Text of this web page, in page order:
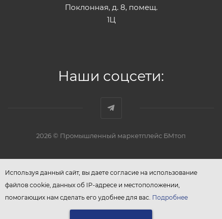
Поклонная, д. 8, помещ.
1Ц
Наши соцсети:
2026 © Промышленный маркетплейс БМтоп
Используя данный сайт, вы даете согласие на использование
файлов cookie, данных об IP-адресе и местоположении,
помогающих нам сделать его удобнее для вас. Подробнее